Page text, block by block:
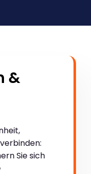
&
Sie sich